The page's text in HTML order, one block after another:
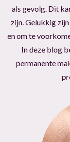
als gevolg. Dit
zijn. Gelukkig
en om te
In deze blog
permanente